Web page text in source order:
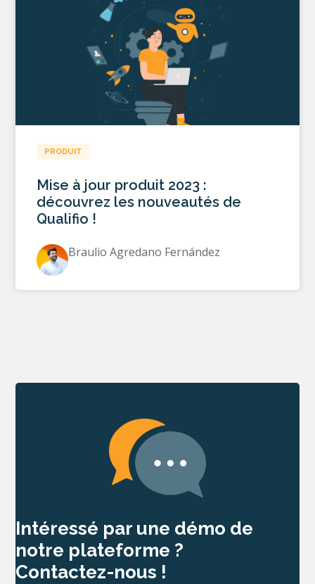
PRODUIT
Mise à jour produit 2023 :
découvrez les nouveautés de
Qualifio !
Braulio Agredano Fernández
Intéressé par une démo de
notre plateforme ?
Contactez-nous !